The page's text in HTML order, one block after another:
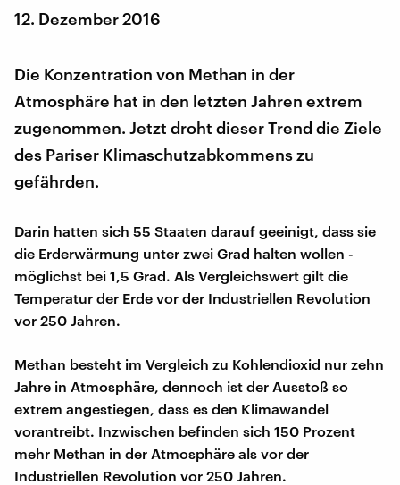
12. Dezember 2016
Die Konzentration von Methan in der
Atmosphäre hat in den letzten Jahren extrem
zugenommen. Jetzt droht dieser Trend die Ziele
des Pariser Klimaschutzabkommens zu
gefährden.
Darin hatten sich 55 Staaten darauf geeinigt, dass sie
die Erderwärmung unter zwei Grad halten wollen -
möglichst bei 1,5 Grad. Als Vergleichswert gilt die
Temperatur der Erde vor der Industriellen Revolution
vor 250 Jahren.
Methan besteht im Vergleich zu Kohlendioxid nur zehn
Jahre in Atmosphäre, dennoch ist der Ausstoß so
extrem angestiegen, dass es den Klimawandel
vorantreibt. Inzwischen befinden sich 150 Prozent
mehr Methan in der Atmosphäre als vor der
Industriellen Revolution vor 250 Jahren.